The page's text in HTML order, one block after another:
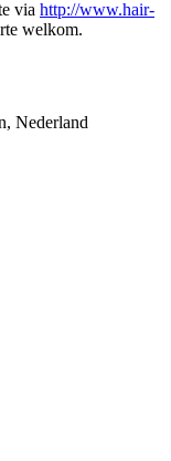
via http://www.hair-
welkom.
Nederland